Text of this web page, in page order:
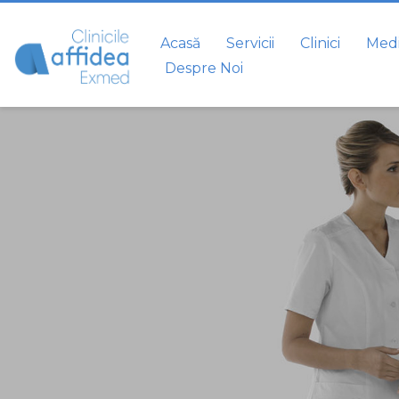
Acasă Servicii Clinici
Despre Noi